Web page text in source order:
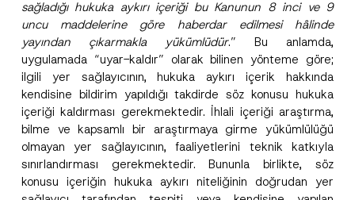
sağladığı hukuka aykırı içeriği bu Kanunun 8 inci ve 9
uncu maddelerine göre haberdar edilmesi hâlinde
yayından çıkarmakla yükümlüdür.” Bu anlamda,
uygulamada “uyar-kaldır” olarak bilinen yönteme göre;
ilgili yer sağlayıcının, hukuka aykırı içerik hakkında
kendisine bildirim yapıldığı takdirde söz konusu hukuka
içeriği kaldırması gerekmektedir. İhlali içeriği araştırma,
bilme ve kapsamlı bir araştırmaya girme yükümlülüğü
olmayan yer sağlayıcının, faaliyetlerini teknik katkıyla
sınırlandırması gerekmektedir. Bununla birlikte, söz
konusu içeriğin hukuka aykırı niteliğinin doğrudan yer